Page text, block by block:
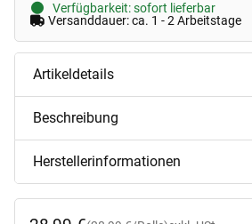
Verfügbarkeit: sofort lieferbar
Versanddauer: ca. 1 - 2 Arbeitstage
Artikeldetails
Beschreibung
Herstellerinformationen